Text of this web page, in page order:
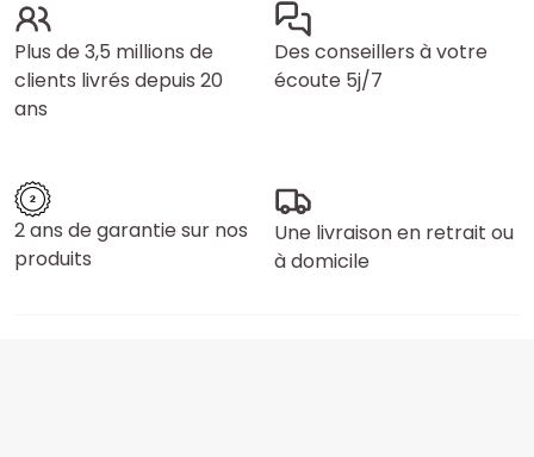
Plus de 3,5 millions de
clients livrés depuis 20
ans
Des conseillers à votre
écoute 5j/7
2 ans de garantie sur nos
produits
Une livraison en retrait ou
à domicile